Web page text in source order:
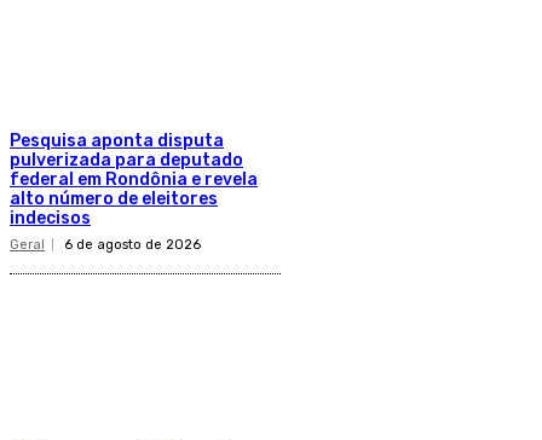
Pesquisa aponta disputa
pulverizada para deputado
federal em Rondônia e revela
alto número de eleitores
indecisos
Geral 6 de agosto de 2026